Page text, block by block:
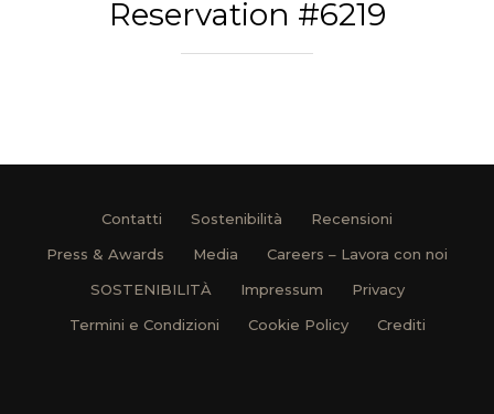
Reservation #6219
Contatti Sostenibilità
Recensioni
Press & Awards
Media
Careers – Lavora con noi
SOSTENIBILITÀ
Impressum
Privacy
Termini e Condizioni
Cookie Policy Crediti